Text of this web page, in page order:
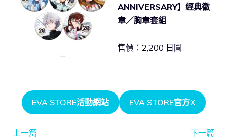
ANNIVERSARY】經典徽
章／胸章套組
售價：2,200 日圓
EVA STORE活動網站 EVA STORE官方X
上一篇 下一篇